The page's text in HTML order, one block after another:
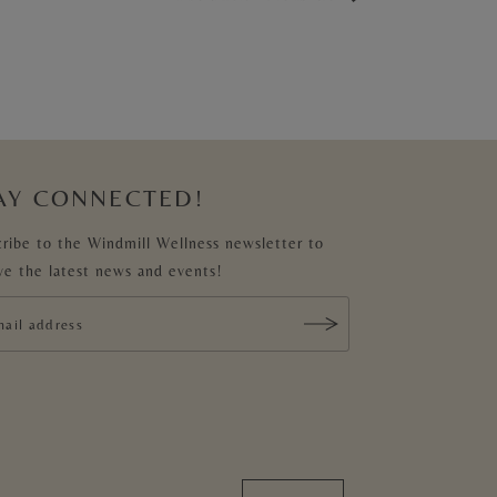
CONNECTED!
to the Windmill Wellness newsletter to
the latest news and events!